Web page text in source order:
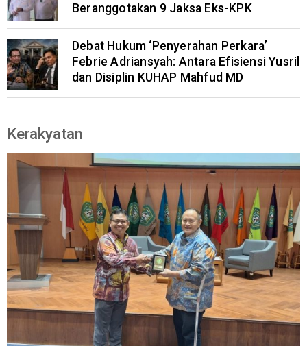
Beranggotakan 9 Jaksa Eks-KPK
Debat Hukum ‘Penyerahan Perkara’
Febrie Adriansyah: Antara Efisiensi Yusril
dan Disiplin KUHAP Mahfud MD
Kerakyatan